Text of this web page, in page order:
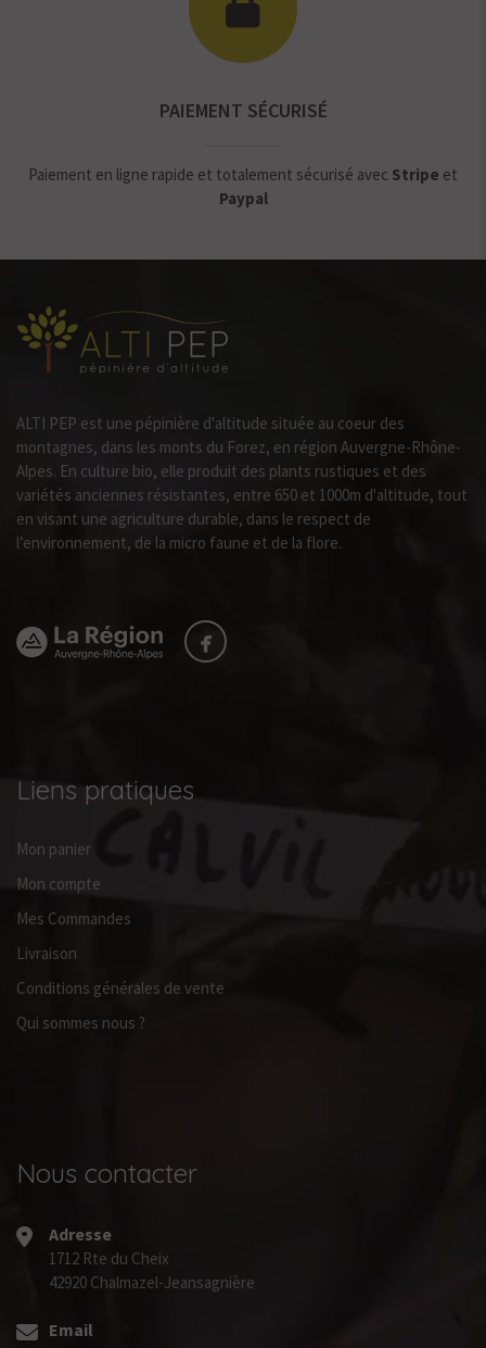
PAIEMENT SÉCURISÉ
Paiement en ligne rapide et totalement sécurisé avec Stripe et
Paypal
ALTI PEP est une pépinière d'altitude située au coeur des
montagnes, dans les monts du Forez, en région Auvergne-Rhône-
Alpes. En culture bio, elle produit des plants rustiques et des
variétés anciennes résistantes, entre 650 et 1000m d'altitude, tout
en visant une agriculture durable, dans le respect de
l’environnement, de la micro faune et de la flore.
Liens pratiques
Mon panier
Mon compte
Mes Commandes
Livraison
Conditions générales de vente
Qui sommes nous ?
Nous contacter
Adresse
1712 Rte du Cheix
42920 Chalmazel-Jeansagnière
Email